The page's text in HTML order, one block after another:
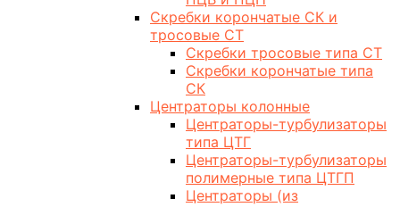
Скребки корончатые СК и
тросовые СТ
Скребки тросовые типа СТ
Скребки корончатые типа
СК
Центраторы колонные
Центраторы-турбулизаторы
типа ЦТГ
Центраторы-турбулизаторы
полимерные типа ЦТГП
Центраторы (из